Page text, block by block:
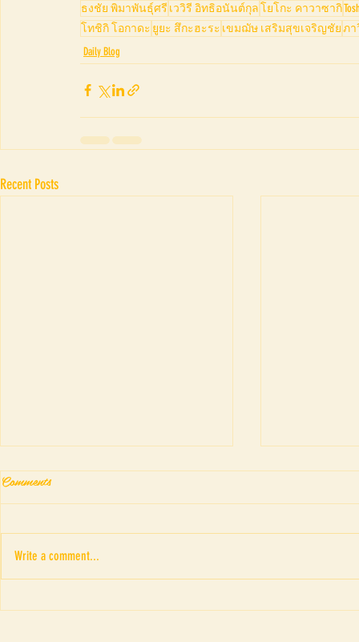
ธงชัย พิมาพันธุ์ศรี เววิรี อิทธิอนันต์กุลโยโกะ คาวาซากิ
โทชิกิ โอกาดะ ยูยะ สึกะฮะระ เขมฌัษ เสริมสุขเจริญชัยภ
Daily Blog
Recent Posts
“ภาพอาถรรพณ์ของดรณ์ ดารั
Fringe
Comments
Write a comment...